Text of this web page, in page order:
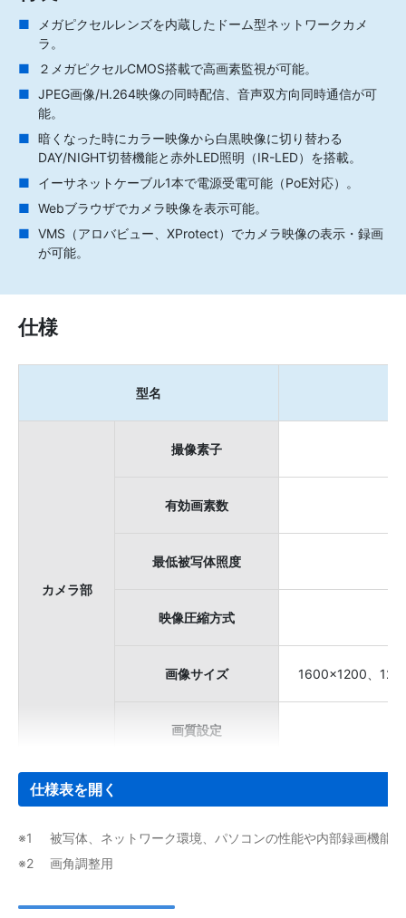
メガピクセルレンズを内蔵したドーム型ネットワークカメ
ラ。
２メガピクセルCMOS搭載で高画素監視が可能。
JPEG画像/H.264映像の同時配信、音声双方向同時通信が可
能。
暗くなった時にカラー映像から白黒映像に切り替わる
DAY/NIGHT切替機能と赤外LED照明（IR-LED）を搭載。
イーサネットケーブル1本で電源受電可能（PoE対応）。
Webブラウザでカメラ映像を表示可能。
VMS（アロバビュー、XProtect）でカメラ映像の表示・録画
が可能。
仕様
型名
カメラ部
撮像素子
有効画素数
最低被写体照度
映像圧縮方式
画像サイズ 1600×1200、
画質設定
仕様表を開く
被写体、ネットワーク環境、パソコンの性能や内部録画機能
画角調整用